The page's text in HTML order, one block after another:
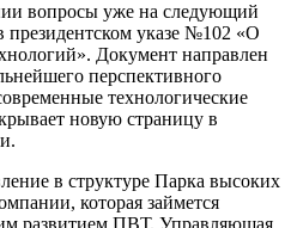
вопросы уже на следующий
указе №102 «О
Документ направлен
перспективного
технологические
новую страницу в
в структуре Парка высоких
которая займется